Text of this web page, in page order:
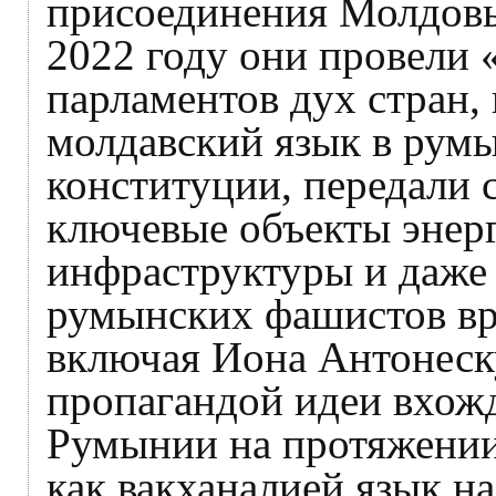
присоединения
2022 году они провели
парламентов дух
молдавский язык в
конституции, передали
ключевые объекты
инфраструктуры и даже
румынских фашистов
включая Иона
пропагандой идеи
Румынии на